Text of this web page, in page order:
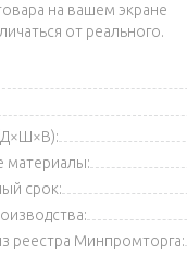
на вашем экране
от реального.
материалы:
срок:
реестра Минпромторга: